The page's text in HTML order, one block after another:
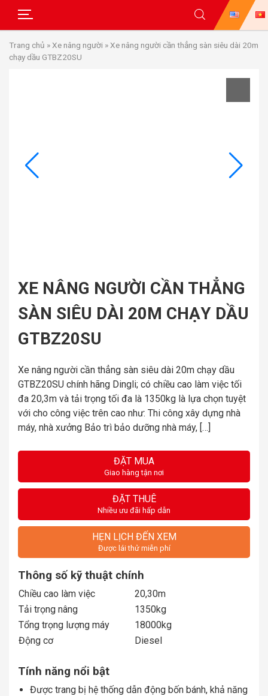
content
Trang chủ »Xe nâng người »Xe nâng người cần thẳng sàn siêu dài 20m
chạy dầu GTBZ20SU
XE NÂNG NGƯỜI CẦN THẲNG
SÀN SIÊU DÀI 20M CHẠY DẦU
GTBZ20SU
Xe nâng người cần thẳng sàn siêu dài 20m chạy dầu
GTBZ20SU chính hãng Dingli; có chiều cao làm việc tối
đa 20,3m và tải trọng tối đa là 1350kg là lựa chọn tuyệt
với cho công việc trên cao như: Thi công xây dựng nhà
máy, nhà xưởng Bảo trì bảo dưỡng nhà máy, […]
ĐẶT MUA
Giao hàng tận nơi
ĐẶT THUÊ
Nhiều ưu đãi hấp dẫn
HẸN LỊCH ĐẾN XEM
Được lái thử miễn phí
Thông số kỹ thuật chính
Chiều cao làm việc
20,30m
Tải trọng nâng
1350kg
Tổng trọng lượng máy
18000kg
Động cơ
Diesel
Tính năng nổi bật
Được trang bị hệ thống dẫn động bốn bánh, khả năng